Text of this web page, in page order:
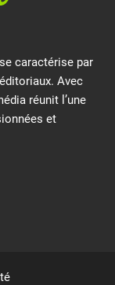
caractérise par
Avec
réunit l’une
et